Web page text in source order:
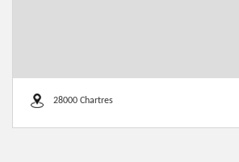
28000 Chartres